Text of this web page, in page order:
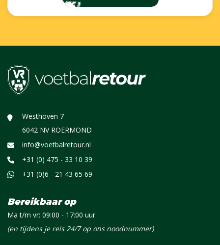
Westhoven 7
6042 NV ROERMOND
info@voetbalretour.nl
+31 (0) 475 - 33 10 39
+31 (0)6 - 21 43 65 69
Bereikbaar op
Ma t/m vr: 09:00 - 17:00 uur
(en tijdens je reis 24/7 op ons noodnummer)